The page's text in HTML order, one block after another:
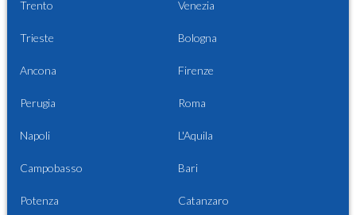
Trento Venezia
Trieste Bologna
Ancona Firenze
Perugia Roma
Napoli L'Aquila
Campobasso Bari
Potenza Catanzaro